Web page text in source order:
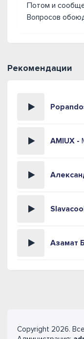
Потом и
Вопросов
Рекомендации
AMIUX -
Азамат
Copyright 2026.